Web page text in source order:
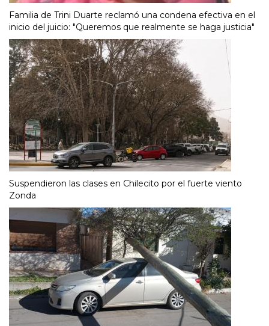
Familia de Trini Duarte reclamó una condena efectiva en el
inicio del juicio: "Queremos que realmente se haga justicia"
Suspendieron las clases en Chilecito por el fuerte viento
Zonda